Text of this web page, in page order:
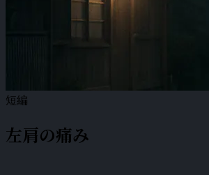
短編
左肩の痛み